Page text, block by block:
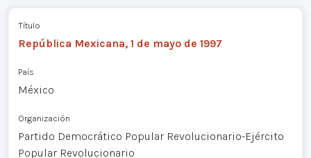
Título
República Mexicana, 1 de mayo de 1997
País
México
Organización
Partido Democrático Popular Revolucionario-Ejército
Popular Revolucionario